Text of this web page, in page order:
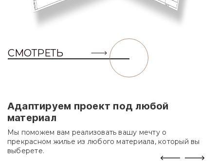
СМОТРЕТЬ
Адаптируем проект под любой
материал
Мы поможем вам реализовать вашу мечту о
прекрасном жилье из любого материала, который вы
выберете.